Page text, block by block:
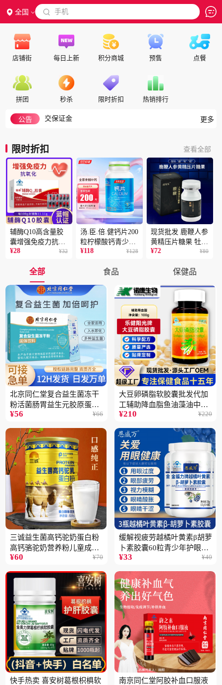
全国  手机
店铺街 每日上新 积分商城 预售 点餐
拼团 秒杀 限时折扣 热销排行
公告
隐私政策
交保证金
积分细则
积分兑换说明
如何搜索
更多
限时折扣 查看全部
辅酶Q10高含量胶
囊增强免疫力抗氧
化蓝帽保健食品批
¥28 ¥32
汤.臣.倍.健钙片200
粒柠檬酸钙青少年
成人补钙骨骼健康
¥118 ¥128
现货批发 鹿鞭人参
黄精压片糖果 牡蛎
片 男性片剂人参黄
¥72 ¥80
全部 食品 保健品
北京同仁堂复合益生菌冻干
粉活菌肠胃益生元胶原蛋白
固体饮料批发3件
¥56 ¥66
大豆卵磷脂软胶囊批发代加
工辅助降血脂鱼油藻油中老
年蓝帽保健品5瓶
¥210 ¥220
三诚益生菌高钙驼奶蛋白粉
高钙骆驼奶营养粉儿童成人
中老年高蛋白4桶
¥60 ¥70
缓解视疲劳越橘叶黄素β胡萝
卜素胶囊60粒青少年护眼中
老年保健品一瓶
¥33 ¥40
快手热卖 喜安树葛根枳椇软
南京同仁堂阿胶补血口服液